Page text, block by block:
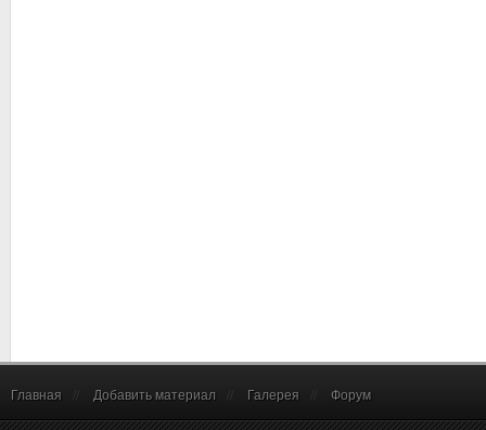
Главная Добавить материал Галерея Форум